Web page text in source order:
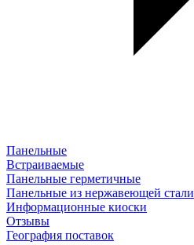
Панельные
Встраиваемые
Панельные герметичные
Панельные из нержавеющей стали
Информационные киоски
Отзывы
География поставок